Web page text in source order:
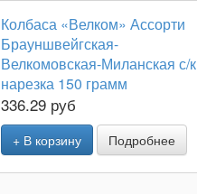
Колбаса «Велком» Ассорти
Брауншвейгская-
Велкомовская-Миланская с/к
нарезка 150 грамм
336.29 руб
+ В корзину Подробнее